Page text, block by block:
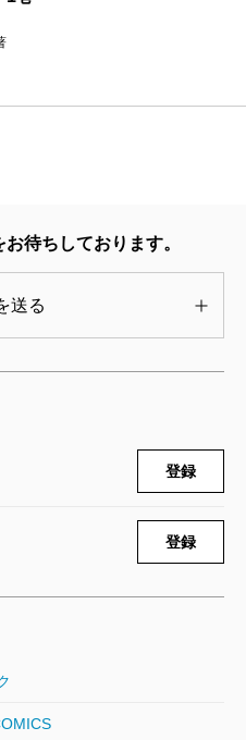
待ちしております。
送る
登録
登録